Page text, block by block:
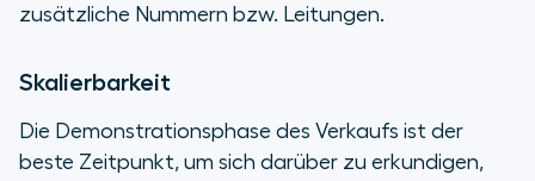
zusätzliche Nummern bzw. Leitungen.
Skalierbarkeit
Die Demonstrationsphase des Verkaufs ist der
beste Zeitpunkt, um sich darüber zu erkundigen,